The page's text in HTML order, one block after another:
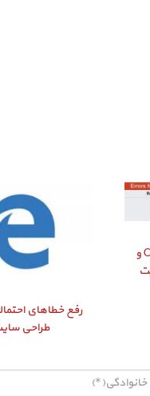
راستی‌ آزمایی کدهای CSS و
رفع خطاهای
طراحی